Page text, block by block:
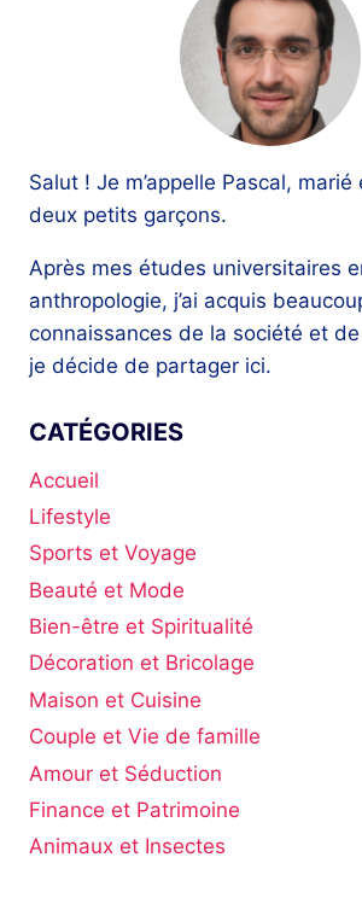
Salut ! Je m’appelle Pascal,
deux petits garçons.
Après mes études universitaires
anthropologie, j’ai acquis
connaissances de la société et
je décide de partager ici.
CATÉGORIES
Accueil
Lifestyle
Sports et Voyage
Beauté et Mode
Bien-être et Spiritualité
Décoration et Bricolage
Maison et Cuisine
Couple et Vie de famille
Amour et Séduction
Finance et Patrimoine
Animaux et Insectes